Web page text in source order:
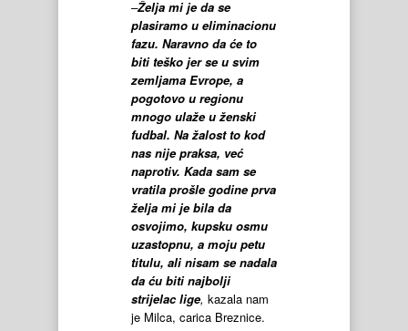
–Želja mi je da se
plasiramo u eliminacionu
fazu. Naravno da će to
biti teško jer se u svim
zemljama Evrope, a
pogotovo u regionu
mnogo ulaže u ženski
fudbal. Na žalost to kod
nas nije praksa, već
naprotiv. Kada sam se
vratila prošle godine prva
želja mi je bila da
osvojimo, kupsku osmu
uzastopnu, a moju petu
titulu, ali nisam se nadala
da ću biti najbolji
strijelac lige, kazala nam
je Milca, carica Breznice.